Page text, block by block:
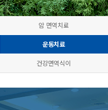
암 면역치료
운동치료
건강면역식이